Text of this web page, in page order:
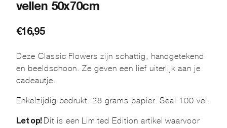
vellen 50x70cm
€16,95
Deze Classic Flowers zijn schattig, handgetekend
en beeldschoon. Ze geven een lief uiterlijk aan je
cadeautje.
Enkelzijdig bedrukt. 28 grams papier. Seal 100 vel.
Let op! Dit is een Limited Edition artikel waarvoor